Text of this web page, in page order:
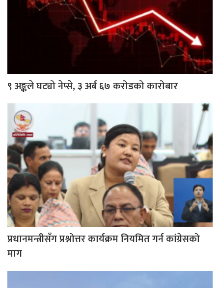
९ अङ्कले घट्यो नेप्से, ३ अर्ब ६७ करोडको कारोबार
प्रधानमन्त्रीसँग प्रश्नोत्तर कार्यक्रम नियमित गर्न कांग्रेसको
माग